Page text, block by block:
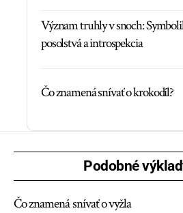
Význam truhly v snoch:
posolstvá a introspekcia
Čo znamená snívať o krokodíl?
Podobné
Čo znamená snívať o vyžla